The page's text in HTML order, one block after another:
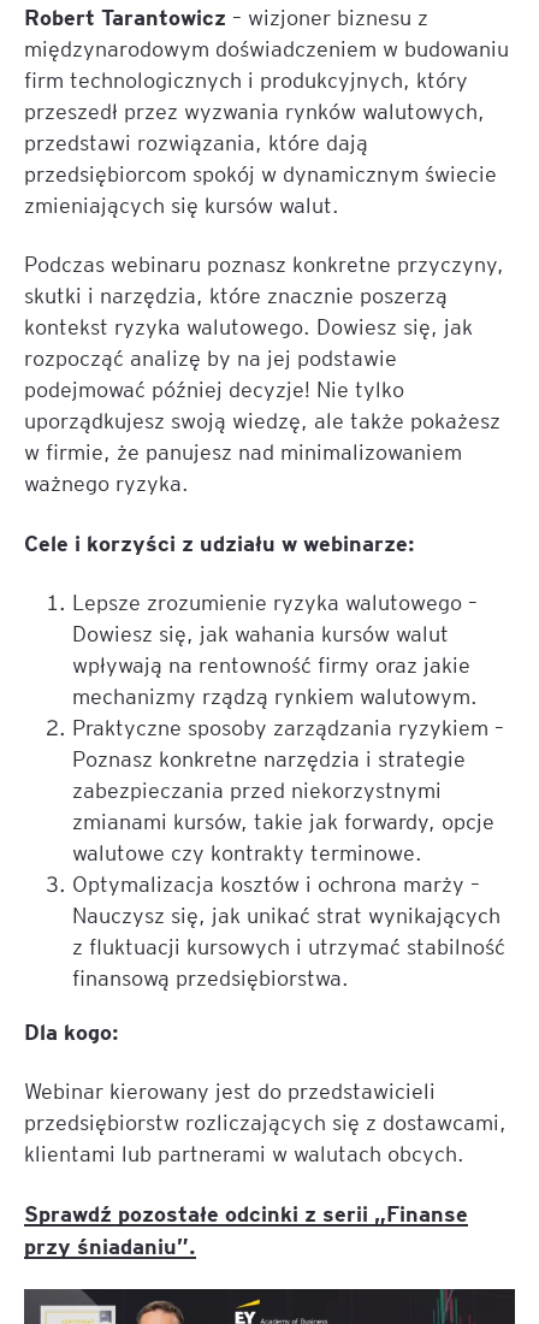
Robert Tarantowicz – wizjoner biznesu z
międzynarodowym doświadczeniem w budowaniu
firm technologicznych i produkcyjnych, który
przeszedł przez wyzwania rynków walutowych,
przedstawi rozwiązania, które dają
przedsiębiorcom spokój w dynamicznym świecie
zmieniających się kursów walut.
Podczas webinaru poznasz konkretne przyczyny,
skutki i narzędzia, które znacznie poszerzą
kontekst ryzyka walutowego. Dowiesz się, jak
rozpocząć analizę by na jej podstawie
podejmować później decyzje! Nie tylko
uporządkujesz swoją wiedzę, ale także pokażesz
w firmie, że panujesz nad minimalizowaniem
ważnego ryzyka.
Cele i korzyści z udziału w webinarze:
Lepsze zrozumienie ryzyka walutowego –
Dowiesz się, jak wahania kursów walut
wpływają na rentowność firmy oraz jakie
mechanizmy rządzą rynkiem walutowym.
Praktyczne sposoby zarządzania ryzykiem –
Poznasz konkretne narzędzia i strategie
zabezpieczania przed niekorzystnymi
zmianami kursów, takie jak forwardy, opcje
walutowe czy kontrakty terminowe.
Optymalizacja kosztów i ochrona marży –
Nauczysz się, jak unikać strat wynikających
z fluktuacji kursowych i utrzymać stabilność
finansową przedsiębiorstwa.
Dla kogo:
Webinar kierowany jest do przedstawicieli
przedsiębiorstw rozliczających się z dostawcami,
klientami lub partnerami w walutach obcych.
Sprawdź pozostałe odcinki z serii „Finanse
przy śniadaniu”.